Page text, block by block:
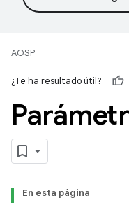
AOSP
¿Te ha resultado útil?
En esta página